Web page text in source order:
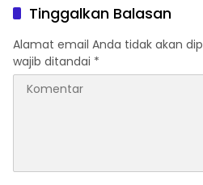
Tinggalkan Balasan
Alamat email Anda tidak akan
wajib ditandai *